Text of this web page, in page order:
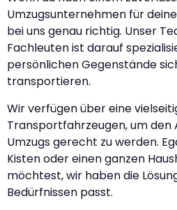
Umzugsunternehmen für
bei uns genau richtig. Unser
Fachleuten ist darauf
persönlichen Gegenstände
transportieren.
Wir verfügen über eine
Transportfahrzeugen, um den
Umzugs gerecht zu werden.
Kisten oder einen ganzen
möchtest, wir haben die
Bedürfnissen passt.